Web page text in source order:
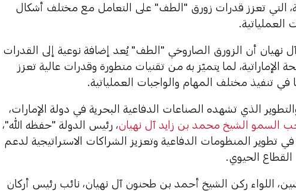
التي تعزز قدرات زورق "الطف" على التعامل مع مختلف أشكال
العملياتية.
نهيان أن الزورق الصاروخي "الطف" يُعد إضافة نوعية إلى القدرات
الإماراتية، لما يتميّز به من تقنيات متطورة وقدرات عالية تعزز
في تنفيذ مختلف المهام والواجبات العملياتية.
الذي تشهده الصناعات الدفاعية البحرية في دولة الإمارات،
السمو الشيخ محمد بن زايد آل نهيان، رئيس الدولة "حفظه الله"،
تطوير المنظومات الدفاعية وتعزيز الشراكات الاستراتيجية لدعم
الحيوي.
اللواء ركن الشيخ أحمد بن طحنون آل نهيان، نائب رئيس أركان